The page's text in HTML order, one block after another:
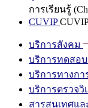
การเรียนรู้
CUVIP
บริการสังคม
บริการทดสอ
บริการทางกา
บริการตรวจ
สารสนเทศแ